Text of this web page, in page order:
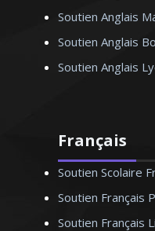
Soutien Anglais
Soutien Anglais
Soutien Anglais
Français
Soutien Scolaire
Soutien Français
Soutien Français